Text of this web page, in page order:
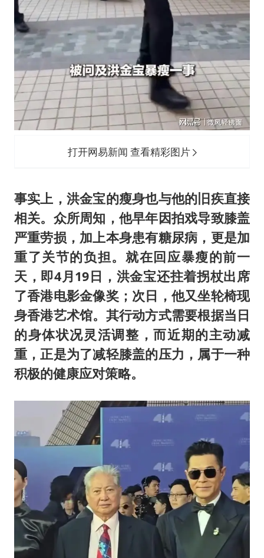
打开网易新闻 查看精彩图片
事实上，洪金宝的瘦身也与他的旧疾直接
相关。众所周知，他早年因拍戏导致膝盖
严重劳损，加上本身患有糖尿病，更是加
重了关节的负担。就在回应暴瘦的前一
天，即4月19日，洪金宝还拄着拐杖出席
了香港电影金像奖；次日，他又坐轮椅现
身香港艺术馆。其行动方式需要根据当日
的身体状况灵活调整，而近期的主动减
重，正是为了减轻膝盖的压力，属于一种
积极的健康应对策略。